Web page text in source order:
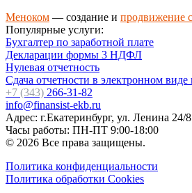
Меноком — создание и продвижение
Популярные услуги:
Бухгалтер по заработной плате
Декларации формы 3 НДФЛ
Нулевая отчетность
Сдача отчетности в электронном
+7 (343) 266-31-82
info@finansist-ekb.ru
Адрес: г.Екатеринбург, ул. Ленина 24/
Часы работы: ПН-ПТ 9:00-18:00
© 2026 Все права защищены.
Политика конфиденциальности
Политика обработки Cookies